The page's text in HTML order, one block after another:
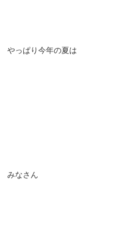
やっぱり今年の夏は
みなさん